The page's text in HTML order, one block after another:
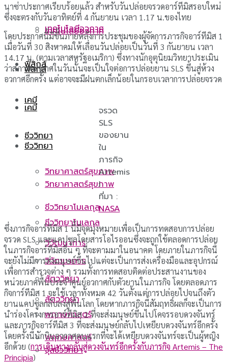
เทคโนโลยีอวกาศ
ฟิสิกส์
เคมี
ชีววิทยา
วิทยาศาสตร์สุขภาพ
ชีววิทยาโมเลกุล
วิวัฒนาการ
สัตววิทยา
พฤกษศาสตร์
เทคโนโลยีอวกาศ
ฟิสิกส์
เคมี
ชีววิทยา
วิทยาศาสตร์สุขภาพ
ชีววิทยาโมเลกุล
วิวัฒนาการ
สัตววิทยา
พฤกษศาสตร์
จุลชีววิทยา
นาซ่าประกาศเรียบร้อยแล้ว สำหรับวันปล่อยจรวดอาร์ทีมิสรอบใหม่
ซึ่งจะตรงกับวันอาทิตย์ที่ 4 กันยายน เวลา 1.17 น.ของไทย
โดยประกาศนี้มีขึ้นภายหลังการประชุมของผู้จัดการภารกิจอาร์ทีมิส 1
เมื่อวันที่ 30 สิงหาคมให้เลื่อนวันปล่อยเป็นวันที่ 3 กันยายน เวลา
14.17 น. (ตามเวลาสหรัฐอเมริกา) ซึ่งทางนักอุตุนิยมวิทยาประเมิน
ว่าสภาพอากาศในวันนั้นจะเป็นใจต่อการปล่อยยาน SLS ขึ้นสู่ห้วง
อวกาศอีกครั้ง แต่อาจจะมีฝนตกเล็กน้อยในกรอบเวลาการปล่อยจรวด
จรวด
SLS
ของยาน
ใน
ภารกิจ
Artemis
I
ที่มา :
NASA
ซึ่งภารกิจอาร์ทีมิส 1 นี้มีจุดมุ่งหมายเพื่อเป็นการทดสอบการปล่อย
จรวด SLS และแคปซูลโดยสารโอไรออนซึ่งจะถูกใช้ตลอดการปล่อย
ในภารกิจอาร์ทีมิสอื่น ๆ ที่จะตามมาในอนาคต โดยภายในภารกิจนี้
จะยังไม่มีการส่งมนุษย์ขึ้นไปแต่จะเป็นการส่งเครื่องมือและอุปกรณ์
เพื่อการสำรวจต่าง ๆ รวมทั้งการทดสอบติดต่อประสานงานของ
หน่วยภาคพื้นประจำศูนย์อวกาศกับตัวยานในภารกิจ โดยตลอดภาร
กิจการ์ทีมิส 1 จะใช้เวลาทั้งหมด 42 วันตั้งแต่การปล่อยไปจนถึงตัว
ยานแคปซูลกลับลงสู่พื้นโลก โดยหากภารกิจนี้สัมฤทธิ์ผลก็จะเป็นการ
นำร่องโครงการอาร์ทีมิส 2 ที่จะส่งมนุษย์ขึ้นไปโคจรรอบดวงจันทร์
และภารกิจอาร์ทีมิส 3 ที่จะส่งมนุษย์กลับไปเหยียบดวงจันทร์อีกครั้ง
โดยครั้งนี้นักบินอวกาศคนแรกที่จะได้เหยียบดวงจันทร์จะเป็นผู้หญิง
อีกด้วย (การเดินทางกลับสู่ดวงจันทร์อีกครั้งกับภารกิจ Artemis – The
Principia)